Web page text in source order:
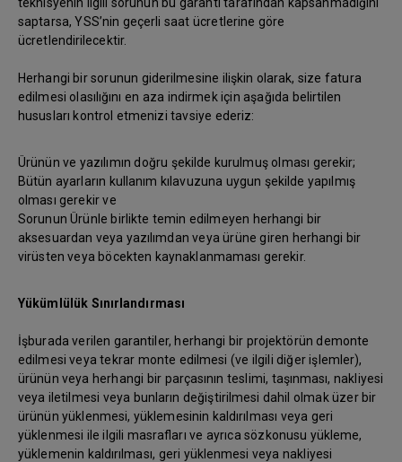
saptarsa, YSS’nin geçerli saat ücretlerine göre
ücretlendirilecektir.
Herhangi bir sorunun giderilmesine ilişkin olarak, size fatura
edilmesi olasılığını en aza indirmek için aşağıda belirtilen
hususları kontrol etmenizi tavsiye ederiz:
Ürünün ve yazılımın doğru şekilde kurulmuş olması gerekir;
Bütün ayarların kullanım kılavuzuna uygun şekilde yapılmış
olması gerekir ve
Sorunun Ürünle birlikte temin edilmeyen herhangi bir
aksesuardan veya yazılımdan veya ürüne giren herhangi bir
virüsten veya böcekten kaynaklanmaması gerekir.
Yükümlülük Sınırlandırması
İşburada verilen garantiler, herhangi bir projektörün demonte
edilmesi veya tekrar monte edilmesi (ve ilgili diğer işlemler),
ürünün veya herhangi bir parçasının teslimi, taşınması, nakliyesi
veya iletilmesi veya bunların değiştirilmesi dahil olmak üzer bir
ürünün yüklenmesi, yüklemesinin kaldırılması veya geri
yüklenmesi ile ilgili masrafları ve ayrıca sözkonusu yükleme,
yüklemenin kaldırılması, geri yüklenmesi veya nakliyesi